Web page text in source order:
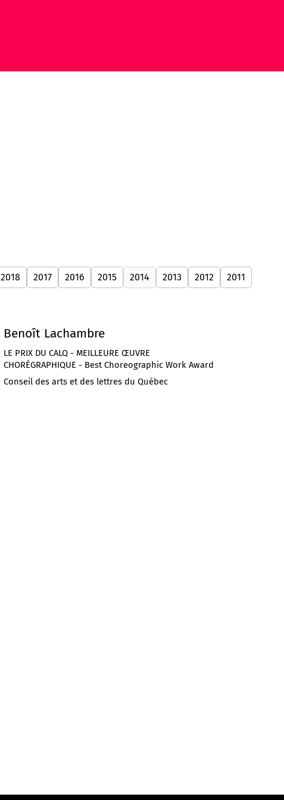
2011
2012
2013
2014
2015
2016
2017
2018
Benoît Lachambre
LE PRIX DU CALQ - MEILLEURE ŒUVRE
CHORÉGRAPHIQUE - Best Choreographic Work Award
Conseil des arts et des lettres du Québec